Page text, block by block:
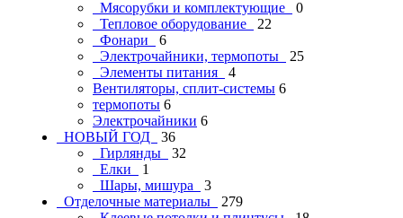
Мясорубки и комплектующие
0
Тепловое оборудование
22
Фонари
6
Электрочайники, термопоты
25
Элементы питания
4
Вентиляторы, сплит-системы 6
термопоты 6
Электрочайники 6
НОВЫЙ ГОД
36
Гирлянды
32
Елки
1
Шары, мишура
3
Отделочные материалы
279